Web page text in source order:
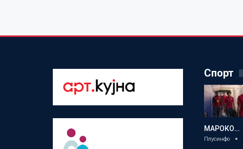
Спорт
МАРОКО…
Плусинфо